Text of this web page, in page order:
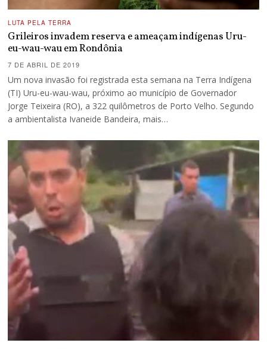
LUTA PELA TERRA
Grileiros invadem reserva e ameaçam indígenas Uru-
eu-wau-wau em Rondônia
7 DE ABRIL DE 2019
Um nova invasão foi registrada esta semana na Terra Indígena
(TI) Uru-eu-wau-wau, próximo ao município de Governador
Jorge Teixeira (RO), a 322 quilômetros de Porto Velho. Segundo
a ambientalista Ivaneide Bandeira, mais…